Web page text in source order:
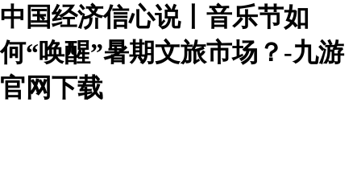
中国经济信心说丨音乐节如
何“唤醒”暑期文旅市场？-九游
官网下载